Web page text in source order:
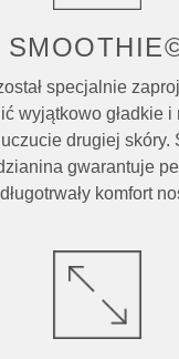
specjalnie
wyjątkowo gładkie i
drugiej skóry.
gwarantuje
komfort